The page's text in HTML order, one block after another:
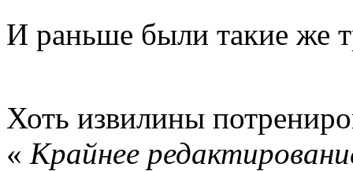
И раньше были такие же
Хоть извилины
« Крайнее